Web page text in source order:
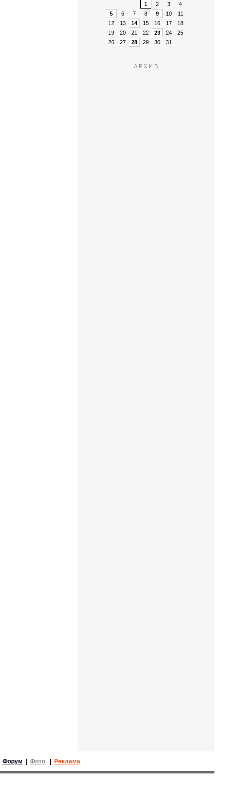
1
2 3
4
5
6 7 8 9 10
11
12
13 14 15 16 17
18
19
20 21 22 23 24
25
26
27 28 29 30 31
А Р Х И В
Форум | Фото| Реклама